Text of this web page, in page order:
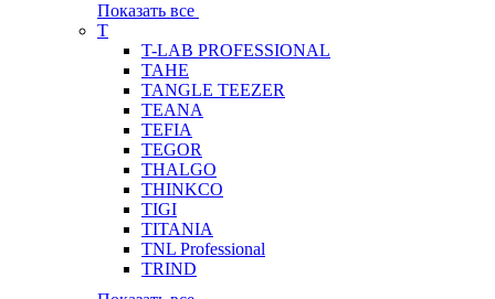
Показать все
T
T-LAB PROFESSIONAL
TAHE
TANGLE TEEZER
TEANA
TEFIA
TEGOR
THALGO
THINKCO
TIGI
TITANIA
TNL Professional
TRIND